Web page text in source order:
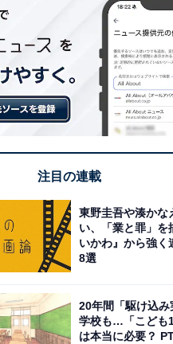
注目の連載
東野圭吾や湊かな
い、「業と罪」を
いかわ』から強く
8選
20年間「駆け込
学校も…「こども
は本当に必要？